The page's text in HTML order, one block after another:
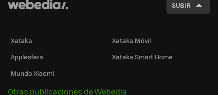
SUBIR
Xataka
Xataka Móvil
Applesfera
Xataka Smart Home
Mundo Xiaomi
Otras publicaciones de Webedia